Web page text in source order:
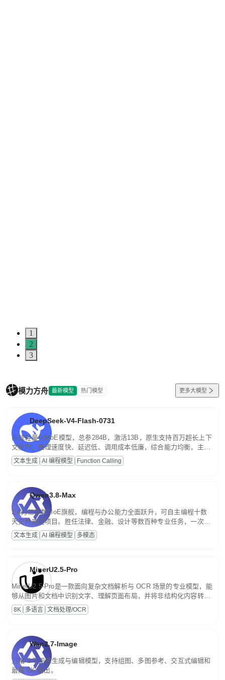
1
2
3
模力方舟 最新模型 热门模型 更多大模型
DeepSeek-V4-Flash-0731
高效轻量化MoE模型，总参284B，激活13B，原生支持百万超长上下
文能力。推理速度快、延迟低、调用成本低廉，综合能力均衡，主打
高并发、轻量化任务，适合日常对话、内容创作、基础 RAG、批量
文案处理等普惠刚需场景。
文本生成 AI 编程模型 Function Calling
Qwen3.8-Max
2.4万亿参数MoE旗舰，编程与办公能力全面跃升，可自主编程十数
天交付完整项目。胜任法律、金融、设计等数百种专业任务，一次对
话端到端交付生产级成果。原生视觉理解贯穿规划、执行与验证全流
程，支持超长文档与长视频的深度语义解析。长程任务中自主规划与
文本生成 AI 编程模型 多模态
MinerU2.5-Pro
MinerU2.5-Pro是一款面向复杂文档解析与 OCR 场景的专业模型，能
够从图片和文档中识别文字、理解页面布局，并将非结构化内容转换
为便于存储、检索和二次处理的结构化结果。
8K 多语言 文档处理/OCR
Wan2.7-Image
万相 2.7 图像生成与编辑模型，支持组图、多图参考、交互式编辑和
最高 2K 输出。